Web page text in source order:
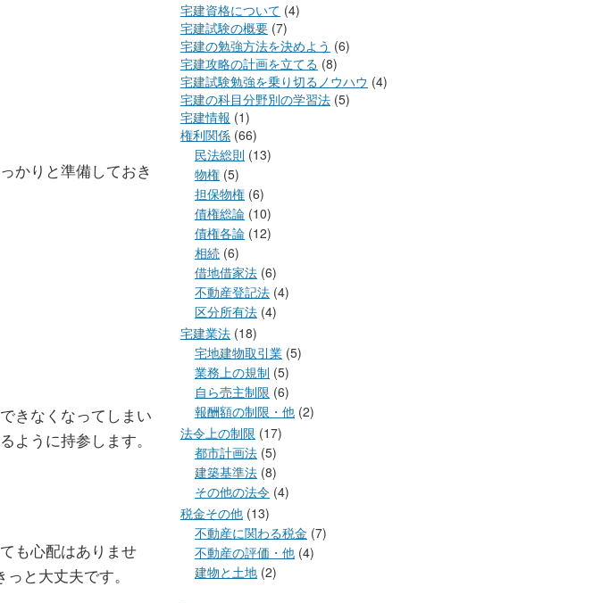
かりと準備しておき
きなくなってしまい
ように持参します。
も心配はありませ
と大丈夫です。
宅建資格について (4)
宅建試験の概要 (7)
宅建の勉強方法を決めよう (6)
宅建攻略の計画を立てる (8)
宅建試験勉強を乗り切るノウハウ (4)
宅建の科目分野別の学習法 (5)
宅建情報 (1)
権利関係 (66)
民法総則 (13)
物権 (5)
担保物権 (6)
債権総論 (10)
債権各論 (12)
相続 (6)
借地借家法 (6)
不動産登記法 (4)
区分所有法 (4)
宅建業法 (18)
宅地建物取引業 (5)
業務上の規制 (5)
自ら売主制限 (6)
報酬額の制限・他 (2)
法令上の制限 (17)
都市計画法 (5)
建築基準法 (8)
その他の法令 (4)
税金その他 (13)
不動産に関わる税金 (7)
不動産の評価・他 (4)
建物と土地 (2)